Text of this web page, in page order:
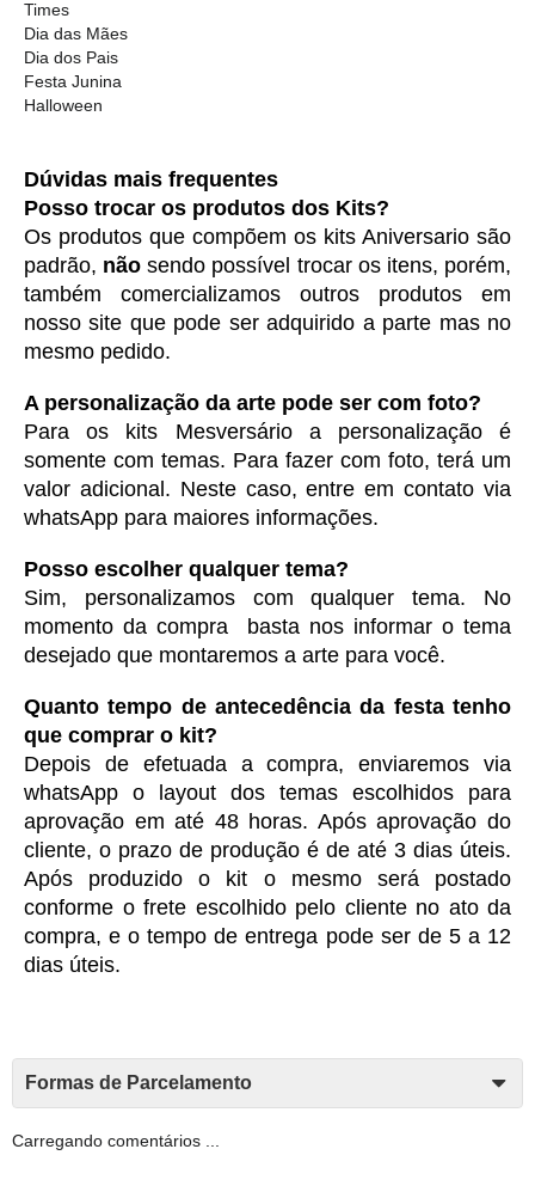
Times
Dia das Mães
Dia dos Pais
Festa Junina
Halloween
Dúvidas mais frequentes
Posso trocar os produtos dos Kits?
Os produtos que compõem os kits Aniversario são
padrão, não sendo possível trocar os itens, porém,
também comercializamos outros produtos em
nosso site que pode ser adquirido a parte mas no
mesmo pedido.
A personalização da arte pode ser com foto?
Para os kits Mesversário a personalização é
somente com temas. Para fazer com foto, terá um
valor adicional. Neste caso, entre em contato via
whatsApp para maiores informações.
Posso escolher qualquer tema?
Sim, personalizamos com qualquer tema. No
momento da compra  basta nos informar o tema
desejado que montaremos a arte para você.
Quanto tempo de antecedência da festa tenho
que comprar o kit?
Depois de efetuada a compra, enviaremos via
whatsApp o layout dos temas escolhidos para
aprovação em até 48 horas. Após aprovação do
cliente, o prazo de produção é de até 3 dias úteis.
Após produzido o kit o mesmo será postado
conforme o frete escolhido pelo cliente no ato da
compra, e o tempo de entrega pode ser de 5 a 12
dias úteis.
Formas de Parcelamento
Carregando comentários ...